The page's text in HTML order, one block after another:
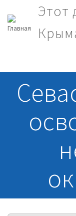
Перейти к основному
Этот